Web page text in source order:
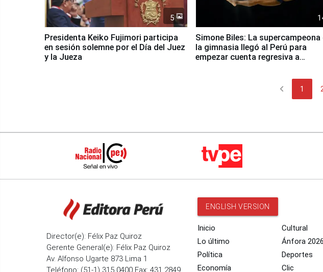
5
Presidenta Keiko Fujimori participa
en sesión solemne por el Día del Juez
y la Jueza
Simone Biles: La supercampeona
la gimnasia llegó al Perú para
empezar cuenta regresiva a
chevron_left 1
Director(e): Félix Paz Quiroz
Gerente General(e): Félix Paz Quiroz
Av. Alfonso Ugarte 873 Lima 1
Teléfono: (51-1) 315 0400 Fax: 431 2849
ENGLISH VERSION
Inicio
Lo último
Política
Economía
Cultural
Ánfora 2026
Deportes
Clic